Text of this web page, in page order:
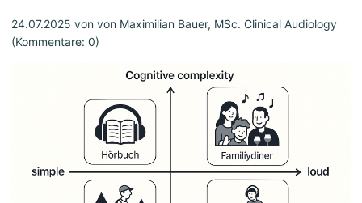
24.07.2025 von von Maximilian Bauer, MSc. Clinical Audiology
(Kommentare: 0)